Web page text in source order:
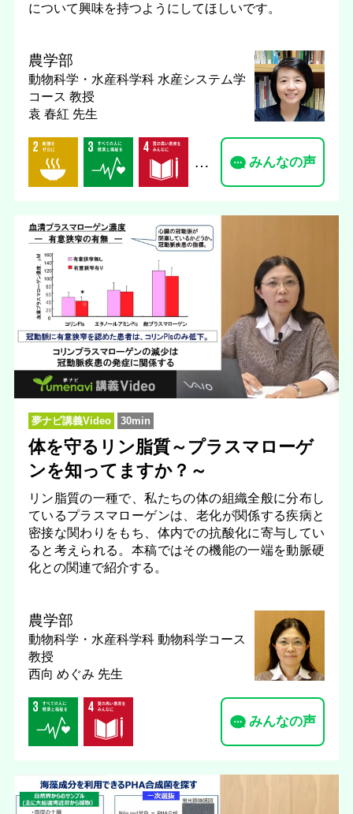
について興味を持つようにしてほしいです。
農学部
動物科学・水産科学科 水産システム学
コース 教授
袁 春紅 先生
… みんなの声
夢ナビ講義Video 30min
体を守るリン脂質～プラスマローゲ
ンを知ってますか？～
リン脂質の一種で、私たちの体の組織全般に分布し
ているプラスマローゲンは、老化が関係する疾病と
密接な関わりをもち、体内での抗酸化に寄与してい
ると考えられる。本稿ではその機能の一端を動脈硬
化との関連で紹介する。
農学部
動物科学・水産科学科 動物科学コース
教授
西向 めぐみ 先生
みんなの声